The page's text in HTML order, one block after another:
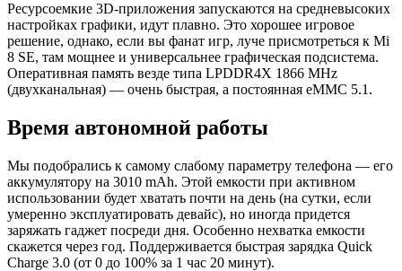
Ресурсоемкие 3D-приложения запускаются на средневысоких
настройках графики, идут плавно. Это хорошее игровое
решение, однако, если вы фанат игр, луче присмотреться к Mi
8 SE, там мощнее и универсальнее графическая подсистема.
Оперативная память везде типа LPDDR4X 1866 MHz
(двухканальная) — очень быстрая, а постоянная eMMC 5.1.
Время автономной работы
Мы подобрались к самому слабому параметру телефона — его
аккумулятору на 3010 mAh. Этой емкости при активном
использовании будет хватать почти на день (на сутки, если
умеренно эксплуатировать девайс), но иногда придется
заряжать гаджет посреди дня. Особенно нехватка емкости
скажется через год. Поддерживается быстрая зарядка Quick
Charge 3.0 (от 0 до 100% за 1 час 20 минут).